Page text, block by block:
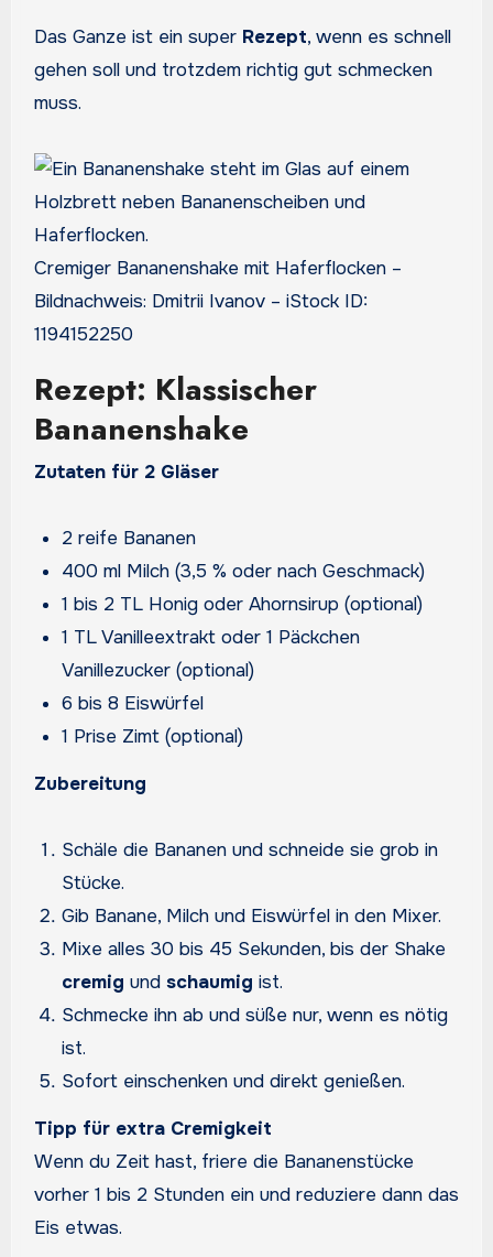
Das Ganze ist ein super Rezept, wenn es schnell
gehen soll und trotzdem richtig gut schmecken
muss.
Cremiger Bananenshake mit Haferflocken –
Bildnachweis: Dmitrii Ivanov – iStock ID:
1194152250
Rezept: Klassischer
Bananenshake
Zutaten für 2 Gläser
2 reife Bananen
400 ml Milch (3,5 % oder nach Geschmack)
1 bis 2 TL Honig oder Ahornsirup (optional)
1 TL Vanilleextrakt oder 1 Päckchen
Vanillezucker (optional)
6 bis 8 Eiswürfel
1 Prise Zimt (optional)
Zubereitung
Schäle die Bananen und schneide sie grob in
Stücke.
Gib Banane, Milch und Eiswürfel in den Mixer.
Mixe alles 30 bis 45 Sekunden, bis der Shake
cremig undschaumig ist.
Schmecke ihn ab und süße nur, wenn es nötig
ist.
Sofort einschenken und direkt genießen.
Tipp für extra Cremigkeit
Wenn du Zeit hast, friere die Bananenstücke
vorher 1 bis 2 Stunden ein und reduziere dann das
Eis etwas.